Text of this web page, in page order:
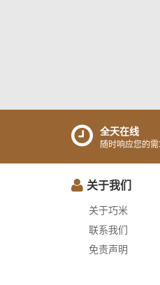
全天在线
随时响应您的
关于我们
关于巧米
联系我们
免责声明